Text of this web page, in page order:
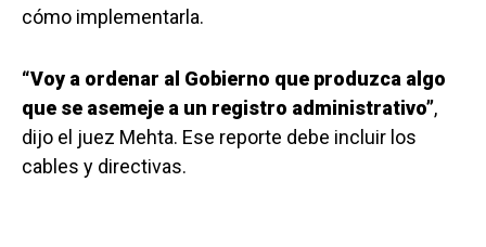
cómo implementarla.
“Voy a ordenar al Gobierno que produzca algo
que se asemeje a un registro administrativo”,
dijo el juez Mehta. Ese reporte debe incluir los
cables y directivas.